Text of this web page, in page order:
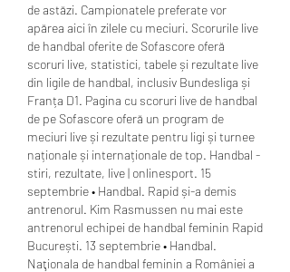
de astăzi. Campionatele preferate vor
apărea aici în zilele cu meciuri. Scorurile live
de handbal oferite de Sofascore oferă
scoruri live, statistici, tabele și rezultate live
din ligile de handbal, inclusiv Bundesliga și
Franța D1. Pagina cu scoruri live de handbal
de pe Sofascore oferă un program de
meciuri live și rezultate pentru ligi și turnee
naționale și internaționale de top. Handbal -
stiri, rezultate, live | onlinesport. 15
septembrie • Handbal. Rapid și-a demis
antrenorul. Kim Rasmussen nu mai este
antrenorul echipei de handbal feminin Rapid
București. 13 septembrie • Handbal.
Naţionala de handbal feminin a României a